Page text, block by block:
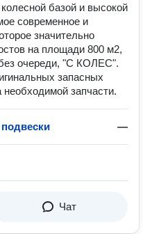
базой и высокой
современное и
значительно
на площади 800 м2,
очереди, "С КОЛЕС".
запасных
запчасти.
—
Чат